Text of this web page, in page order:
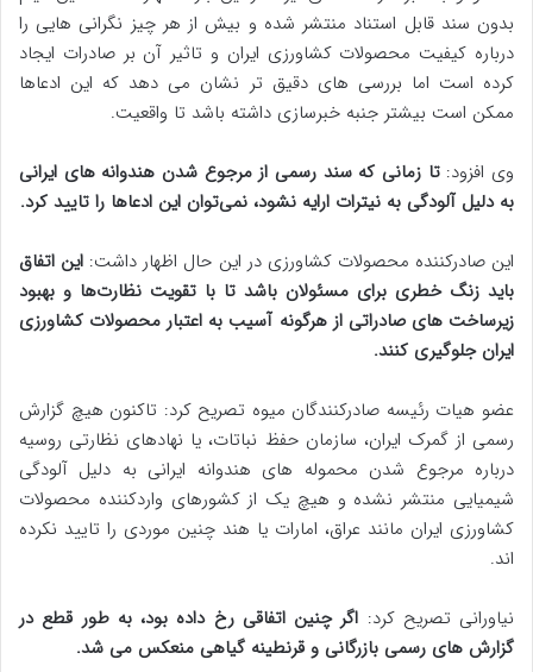
بدون سند قابل استناد منتشر شده و بیش از هر چیز نگرانی‌ هایی را
درباره کیفیت محصولات کشاورزی ایران و تاثیر آن بر صادرات ایجاد
کرده است اما بررسی‌ های دقیق‌ تر نشان می‌ دهد که این ادعاها
ممکن است بیشتر جنبه‌ خبرسازی داشته باشد تا واقعیت.
وی افزود:تا زمانی که سند رسمی از مرجوع شدن هندوانه‌ های ایرانی
به دلیل آلودگی به نیترات ارایه نشود،‌ نمی‌توان این ادعاها را تایید کرد.
این صادرکننده محصولات کشاورزی در این حال اظهار داشت: این اتفاق
باید زنگ خطری برای مسئولان باشد تا با تقویت نظارت‌ها و بهبود
زیرساخت‌ های صادراتی از هرگونه آسیب به اعتبار محصولات کشاورزی
ایران جلوگیری کنند.
عضو هیات‌ رئیسه صادرکنندگان میوه تصریح کرد: تاکنون هیچ گزارش
رسمی از گمرک ایران، سازمان حفظ نباتات، یا نهادهای نظارتی روسیه
درباره مرجوع شدن محموله‌ های هندوانه ایرانی به دلیل آلودگی
شیمیایی منتشر نشده و هیچ یک از کشورهای واردکننده محصولات
کشاورزی ایران مانند عراق، امارات یا هند چنین موردی را تایید نکرده‌
اند.
نیاورانی تصریح کرد: اگر چنین اتفاقی رخ داده بود، به طور قطع در
گزارش‌ های رسمی بازرگانی و قرنطینه گیاهی منعکس می‌ شد.